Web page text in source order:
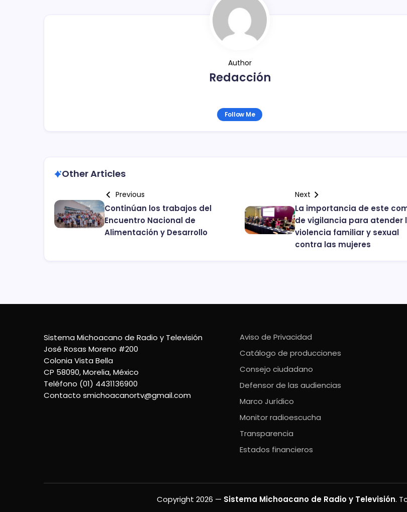
Author
Redacción
Follow Me
Other Articles
Previous
Continúan los trabajos del
Encuentro Nacional de
Alimentación y Desarrollo
Next
La importancia de este
de vigilancia para atender
violencia familiar y sexual
contra las mujeres
Sistema Michoacano de Radio y Televisión
José Rosas Moreno #200
Colonia Vista Bella
CP 58090, Morelia, México
Teléfono (01) 4431136900
Contacto smichoacanortv@gmail.com
Aviso de Privacidad
Catálogo de producciones
Consejo ciudadano
Defensor de las audiencias
Marco Jurídico
Monitor radioescucha
Transparencia
Estados financieros
Copyright 2026 — Sistema Michoacano de Radio y Televisión.